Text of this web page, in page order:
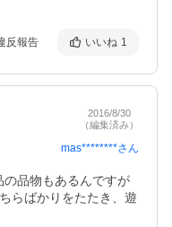
反報告 いいね 1
2016/8/30
（編集済み）
mas********さん
品物もあるんですが
らばかりをたたき、遊